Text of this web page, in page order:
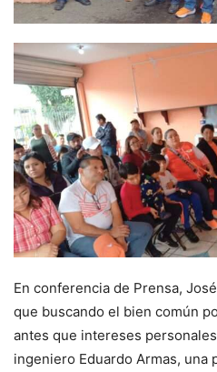
En conferencia de Prensa,
que buscando el bien común
antes que intereses
ingeniero Eduardo Armas, una